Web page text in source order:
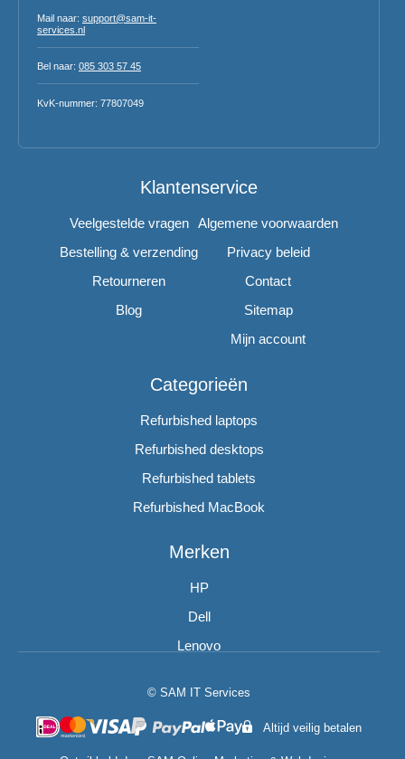
Mail naar: support@sam-it-
services.nl
Bel naar: 085 303 57 45
KvK-nummer: 77807049
Klantenservice
Veelgestelde vragen
Bestelling & verzending
Retourneren
Blog
Algemene voorwaarden
Privacy beleid
Contact
Sitemap
Mijn account
Categorieën
Refurbished laptops
Refurbished desktops
Refurbished tablets
Refurbished MacBook
Merken
HP
Dell
Lenovo
© SAM IT Services
Altijd veilig betalen